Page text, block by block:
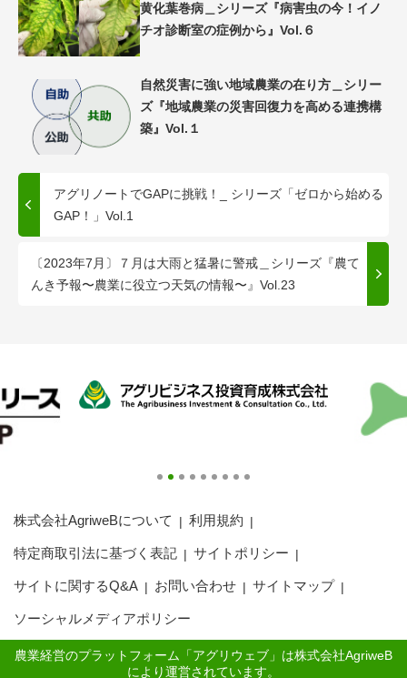
黄化葉巻病＿シリーズ『病害虫の今！イノ
チオ診断室の症例から』Vol.６
自然災害に強い地域農業の在り方＿シリー
ズ『地域農業の災害回復力を高める連携構
築』Vol.１
アグリノートでGAPに挑戦！_ シリーズ「ゼロから始める
GAP！」Vol.1
〔2023年7月〕７月は大雨と猛暑に警戒＿シリーズ『農て
んき予報〜農業に役立つ天気の情報〜』Vol.23
株式会社AgriweBについて 利用規約
特定商取引法に基づく表記 サイトポリシー
サイトに関するQ&A お問い合わせ サイトマップ
ソーシャルメディアポリシー
農業経営のプラットフォーム「アグリウェブ」は株式会社AgriweB
により運営されています。